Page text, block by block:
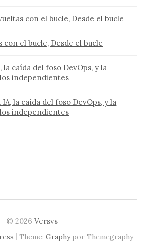
con el bucle, Desde el bucle
con el bucle, Desde el bucle
la caída del foso DevOps, y la
independientes
IA, la caída del foso DevOps, y la
independientes
© 2026 Versvs
| Theme: Graphypor Themegraphy